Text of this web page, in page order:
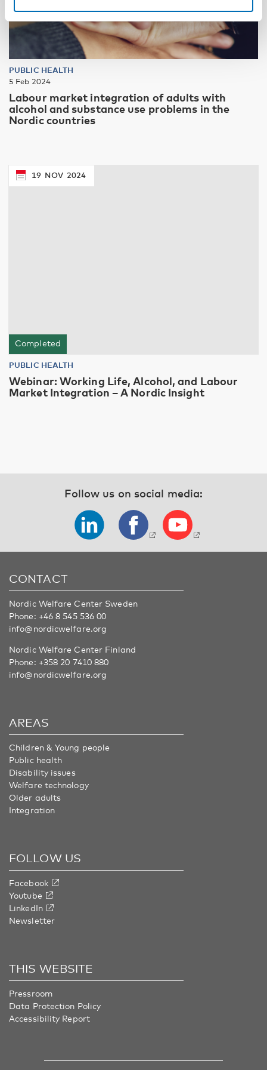
PUBLIC HEALTH
5 Feb 2024
Labour market integration of adults with
alcohol and substance use problems in the
Nordic countries
Completed
19 NOV 2024
PUBLIC HEALTH
Webinar: Working Life, Alcohol, and Labour
Market Integration – A Nordic Insight
Follow us on social media:
CONTACT
Nordic Welfare Center Sweden
Phone: +46 8 545 536 00
info@nordicwelfare.org
Nordic Welfare Center Finland
Phone: +358 20 7410 880
info@nordicwelfare.org
AREAS
Children & Young people
Public health
Disability issues
Welfare technology
Older adults
Integration
FOLLOW US
Facebook
Youtube
LinkedIn
Newsletter
THIS WEBSITE
Pressroom
Data Protection Policy
Accessibility Report